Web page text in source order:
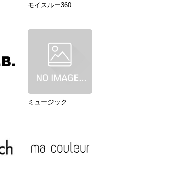
モイスルー360
ミュージック